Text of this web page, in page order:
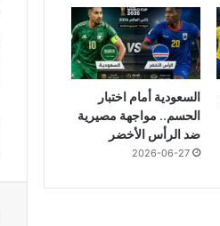
السعودية أمام اختبار
الحسم.. مواجهة مصيرية
ضد الرأس الأخضر
2026-06-27